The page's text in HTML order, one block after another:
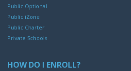
Public Optional
Public iZone
Public Charter
Private Schools
HOW DO I ENROLL?